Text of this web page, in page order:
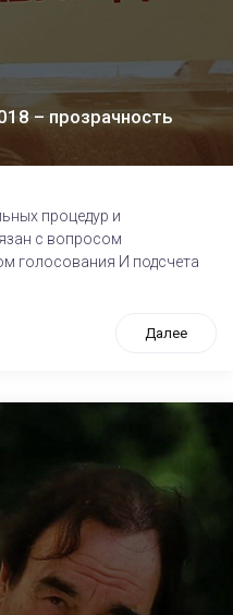
– прозрачность
процедур и
с вопросом
голосования И подсчета
Далее